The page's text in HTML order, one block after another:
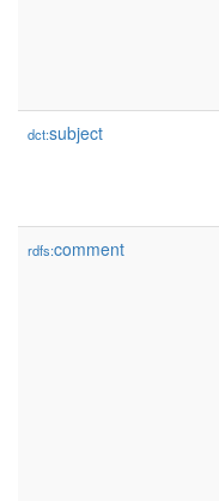
dct:subject
rdfs:comment